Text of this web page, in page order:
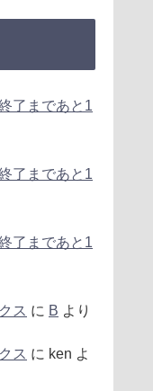
了まであと1
了まであと1
了まであと1
ス に B より
ス に ken よ